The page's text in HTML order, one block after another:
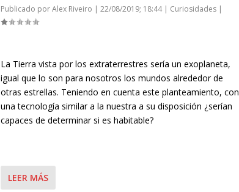
Publicado porAlex Riveiro | 22/08/2019; 18:44| Curiosidades|
La Tierra vista por los extraterrestres sería un exoplaneta,
igual que lo son para nosotros los mundos alrededor de
otras estrellas. Teniendo en cuenta este planteamiento, con
una tecnología similar a la nuestra a su disposición ¿serían
capaces de determinar si es habitable?
LEER MÁS